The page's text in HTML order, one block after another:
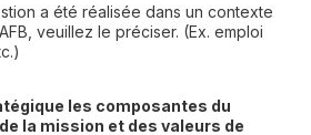
a été réalisée dans un contexte
veuillez le préciser. (Ex. emploi
les composantes du
la mission et des valeurs de